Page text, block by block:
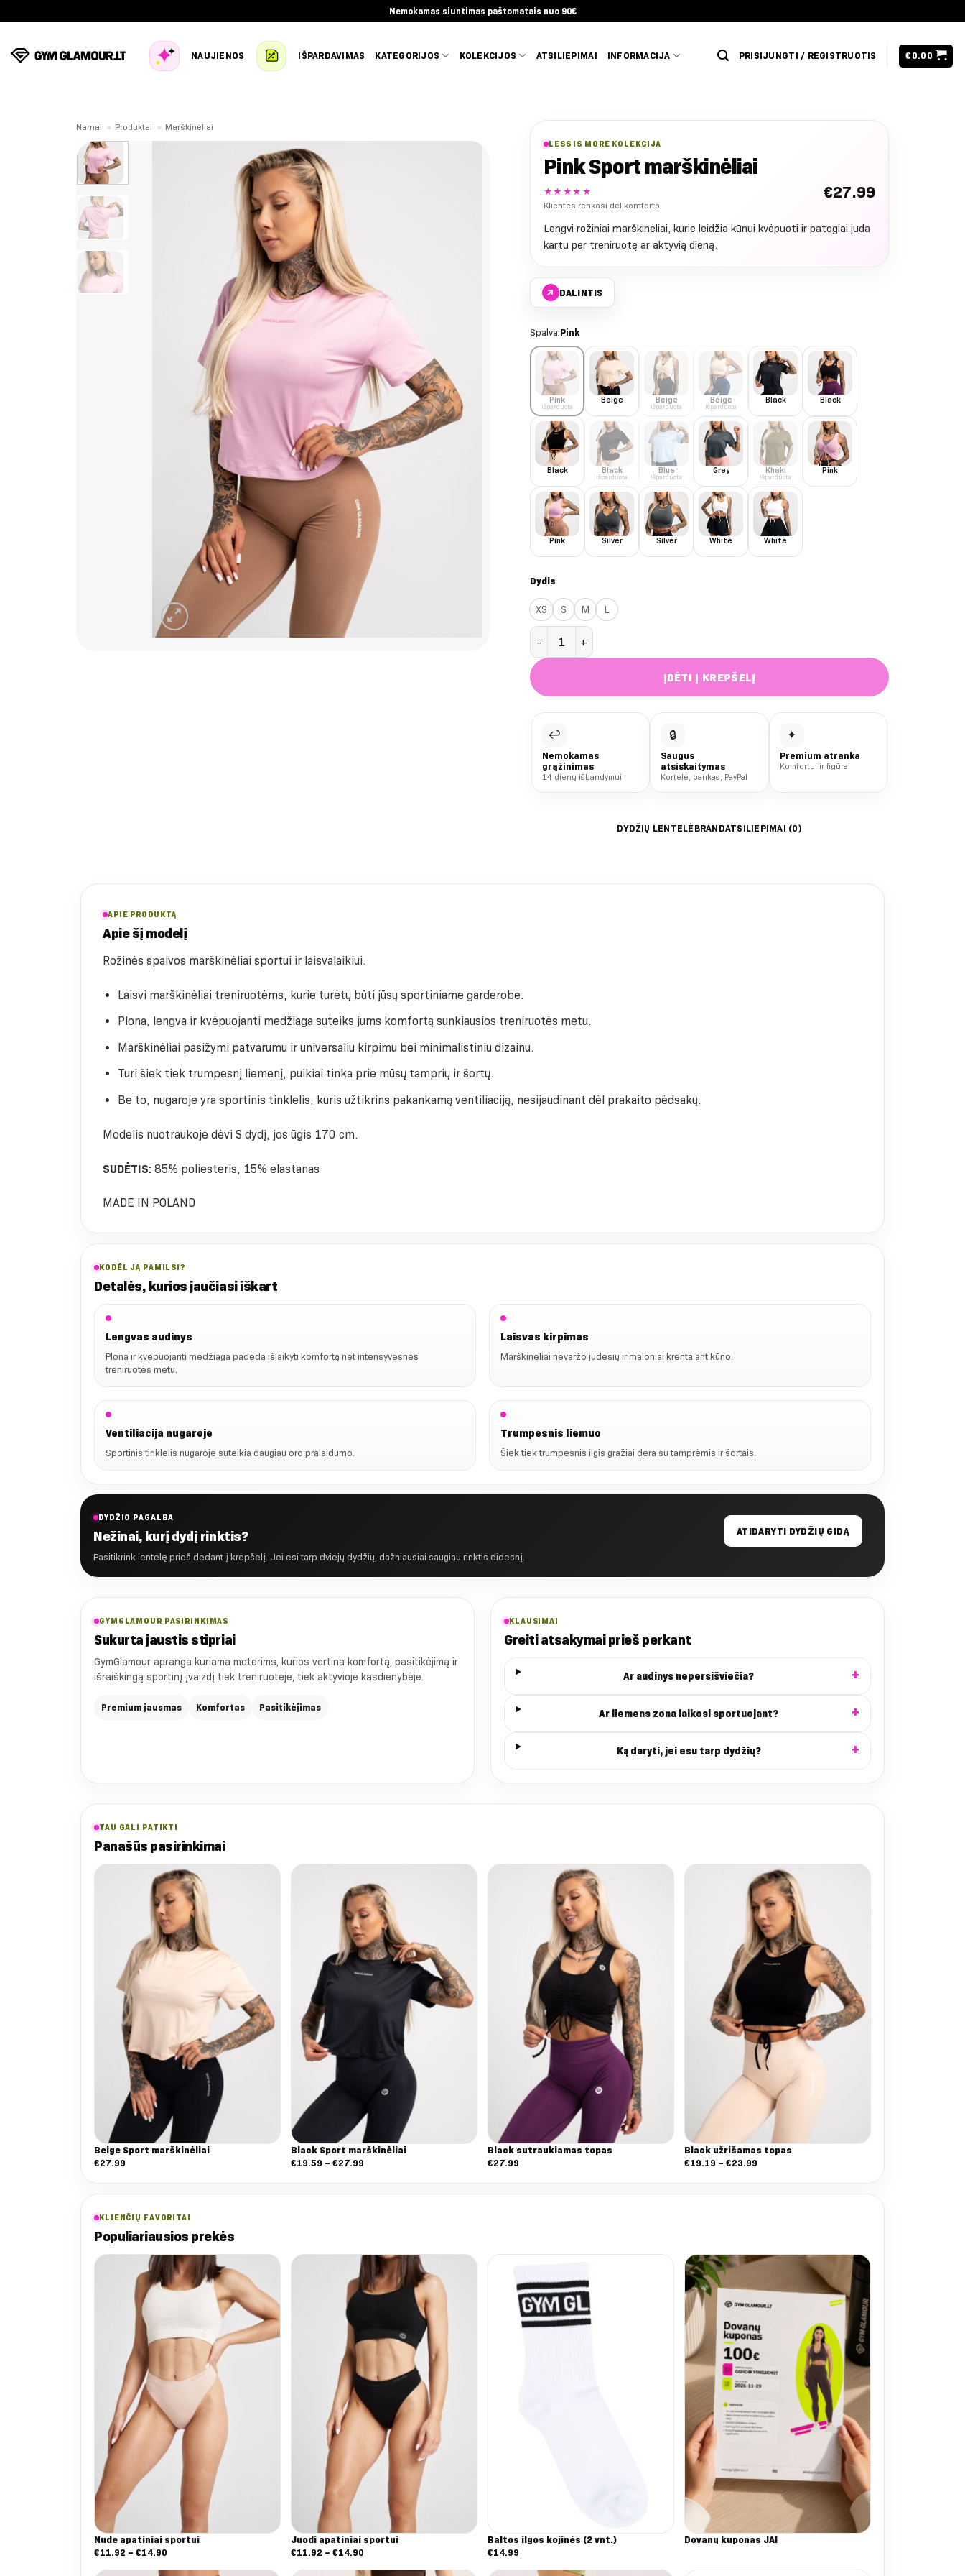
to
Nemokamas siuntimas paštomatais nuo 90€
NAUJIENOS IŠPARDAVIMAS KATEGORIJOS KOLEKCIJOS ATSILIEPIMAI INFORMACIJA PRISIJUNGTI / REGISTRUOTIS € 0.00
Namai » Produktai » Marškinėliai
LESS IS MORE KOLEKCIJA
Pink Sport marškinėliai
★★★★★
Klientės renkasi dėl komforto
€27.99
Lengvi rožiniai marškinėliai, kurie leidžia kūnui kvėpuoti ir patogiai juda
kartu per treniruotę ar aktyvią dieną.
↗ DALINTIS
Spalva:Pink
Pink
Išparduota
Beige Beige
Išparduota
Beige
Išparduota
Black Black
Black Black
Išparduota
Blue
Išparduota
Grey Khaki
Išparduota
Pink
Pink Silver Silver White White
Dydis
XS S M
L
produkto kiekis: Pink Sport marškinėliai
ĮDĖTI Į KREPŠELĮ
↩
Nemokamas
grąžinimas
14 dienų išbandymui
🔒
Saugus
atsiskaitymas
Kortelė, bankas, PayPal
✦
Premium atranka
Komfortui ir figūrai
DYDŽIŲ LENTELĖ BRANDATSILIEPIMAI (0)
APIE PRODUKTĄ
Apie šį modelį
Rožinės spalvos marškinėliai sportui ir laisvalaikiui.
Laisvi marškinėliai treniruotėms, kurie turėtų būti jūsų sportiniame garderobe.
Plona, ​​lengva ir kvėpuojanti medžiaga suteiks jums komfortą sunkiausios treniruotės metu.
Marškinėliai pasižymi patvarumu ir universaliu kirpimu bei minimalistiniu dizainu.
Turi šiek tiek trumpesnį liemenį, puikiai tinka prie mūsų tamprių ir šortų.
Be to, nugaroje yra sportinis tinklelis, kuris užtikrins pakankamą ventiliaciją, nesijaudinant dėl ​​prakaito pėdsakų.
Modelis nuotraukoje dėvi S dydį, jos ūgis 170 cm.
SUDĖTIS: 85% poliesteris, 15% elastanas
MADE IN POLAND
KODĖL JĄ PAMILSI?
Detalės, kurios jaučiasi iškart
Lengvas audinys
Plona ir kvėpuojanti medžiaga padeda išlaikyti komfortą net intensyvesnės
treniruotės metu.
Laisvas kirpimas
Marškinėliai nevaržo judesių ir maloniai krenta ant kūno.
Ventiliacija nugaroje
Sportinis tinklelis nugaroje suteikia daugiau oro pralaidumo.
Trumpesnis liemuo
Šiek tiek trumpesnis ilgis gražiai dera su tamprėmis ir šortais.
DYDŽIO PAGALBA
Nežinai, kurį dydį rinktis?
Pasitikrink lentelę prieš dedant į krepšelį. Jei esi tarp dviejų dydžių, dažniausiai saugiau rinktis didesnį.
ATIDARYTI DYDŽIŲ GIDĄ
GYMGLAMOUR PASIRINKIMAS
Sukurta jaustis stipriai
GymGlamour apranga kuriama moterims, kurios vertina komfortą, pasitikėjimą ir
išraiškingą sportinį įvaizdį tiek treniruotėje, tiek aktyvioje kasdienybėje.
Premium jausmas Komfortas Pasitikėjimas
KLAUSIMAI
Greiti atsakymai prieš perkant
Ar audinys nepersišviečia?
Ar liemens zona laikosi sportuojant?
Ką daryti, jei esu tarp dydžių?
TAU GALI PATIKTI
Panašūs pasirinkimai
Beige Sport marškinėliai
€27.99
Black Sport marškinėliai
€19.59 – €27.99
Black sutraukiamas topas
€27.99
Black užrišamas topas
€19.19 – €23.99
KLIENČIŲ FAVORITAI
Populiariausios prekės
Nude apatiniai sportui
€11.92 – €14.90
Juodi apatiniai sportui
€11.92 – €14.90
Baltos ilgos kojinės (2 vnt.)
€14.99
Dovanų kuponas JAI